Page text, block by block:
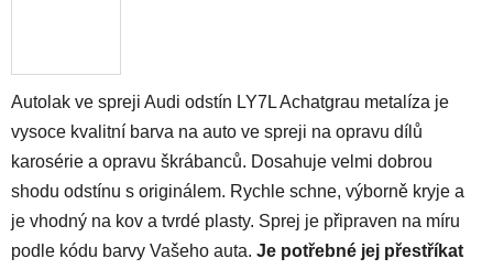
Autolak ve spreji Audi odstín LY7L Achatgrau metalíza je
vysoce kvalitní barva na auto ve spreji na opravu dílů
karosérie a opravu škrábanců. Dosahuje velmi dobrou
shodu odstínu s originálem. Rychle schne, výborně kryje a
je vhodný na kov a tvrdé plasty. Sprej je připraven na míru
podle kódu barvy Vašeho auta. Je potřebné jej přestříkat